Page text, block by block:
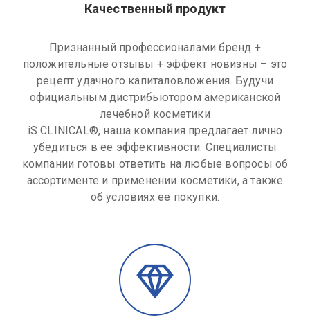
Качественный продукт
Признанный профессионалами бренд +
положительные отзывы + эффект новизны – это
рецепт удачного капиталовложения. Будучи
официальным дистрибьютором американской
лечебной косметики
iS CLINICAL®, наша компания предлагает лично
убедиться в ее эффективности. Специалисты
компании готовы ответить на любые вопросы об
ассортименте и применении косметики, а также
об условиях ее покупки.